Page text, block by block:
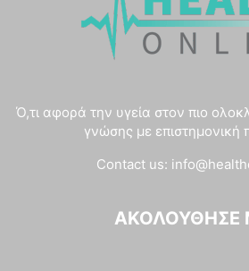
Ό,τι αφορά την υγεία στον πιο
γνώσης με επιστημονική
Contact us:
ΑΚΟΛΟΎΘΗΣΈ